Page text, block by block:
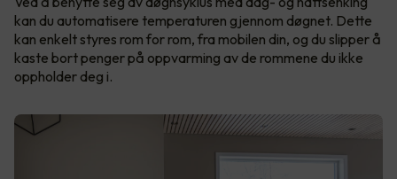
kan du automatisere temperaturen gjennom døgnet. Dette
kan enkelt styres rom for rom, fra mobilen din, og du slipper å
kaste bort penger på oppvarming av de rommene du ikke
oppholder deg i.